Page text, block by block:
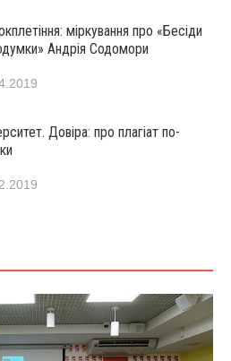
міркування про «Бесіди
Андрія Содомори
Довіра: про плагіат по-